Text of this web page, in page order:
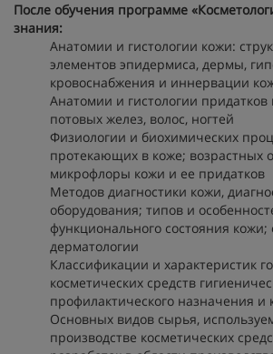
После обучения программе
знания:
Анатомии и гистологии кожи:
элементов эпидермиса, дермы,
кровоснабжения и иннервации
Анатомии и гистологии
потовых желез, волос, ногтей
Физиологии и биохимических
протекающих в коже; возрастных
микрофлоры кожи и ее придатков
Методов диагностики кожи,
оборудования; типов и
функционального состояния кожи;
дерматологии
Классификации и характеристик
косметических средств
профилактического назначения и
Основных видов сырья,
производстве косметических